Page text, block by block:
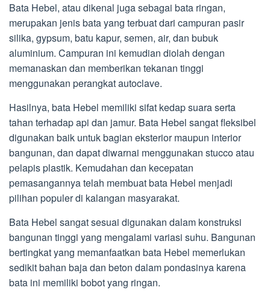
Bata Hebel, atau dikenal juga sebagai bata ringan,
merupakan jenis bata yang terbuat dari campuran pasir
silika, gypsum, batu kapur, semen, air, dan bubuk
aluminium. Campuran ini kemudian diolah dengan
memanaskan dan memberikan tekanan tinggi
menggunakan perangkat autoclave.
Hasilnya, bata Hebel memiliki sifat kedap suara serta
tahan terhadap api dan jamur. Bata Hebel sangat fleksibel
digunakan baik untuk bagian eksterior maupun interior
bangunan, dan dapat diwarnai menggunakan stucco atau
pelapis plastik. Kemudahan dan kecepatan
pemasangannya telah membuat bata Hebel menjadi
pilihan populer di kalangan masyarakat.
Bata Hebel sangat sesuai digunakan dalam konstruksi
bangunan tinggi yang mengalami variasi suhu. Bangunan
bertingkat yang memanfaatkan bata Hebel memerlukan
sedikit bahan baja dan beton dalam pondasinya karena
bata ini memiliki bobot yang ringan.